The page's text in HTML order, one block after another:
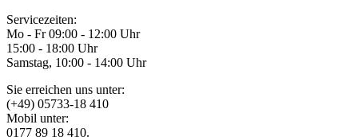
Servicezeiten:
Mo - Fr 09:00 - 12:00 Uhr
15:00 - 18:00 Uhr
Samstag, 10:00 - 14:00 Uhr
Sie erreichen uns unter:
(+49) 05733-18 410
Mobil unter:
0177 89 18 410.